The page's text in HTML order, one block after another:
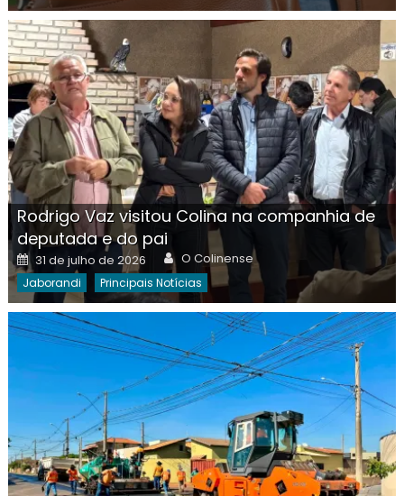
Rodrigo Vaz visitou Colina na companhia de
deputada e do pai
Posted
on
31 de julho de 2026 Author
O Colinense
Jaborandi Principais Notícias